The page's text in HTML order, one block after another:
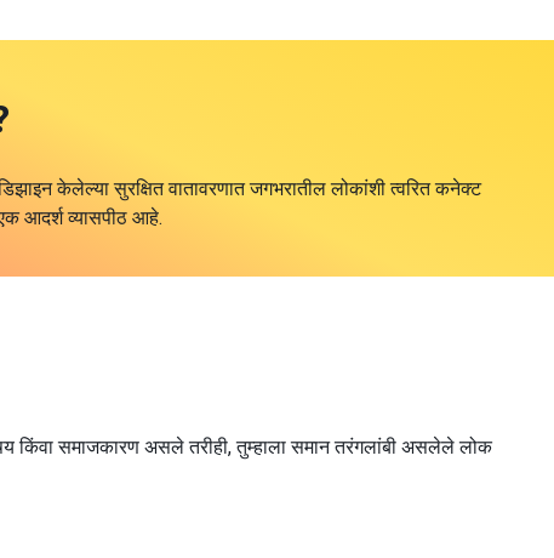
केलेल्या सुरक्षित वातावरणात जगभरातील लोकांशी त्वरित कनेक्ट
आदर्श व्यासपीठ आहे.
किंवा समाजकारण असले तरीही, तुम्हाला समान तरंगलांबी असलेले लोक